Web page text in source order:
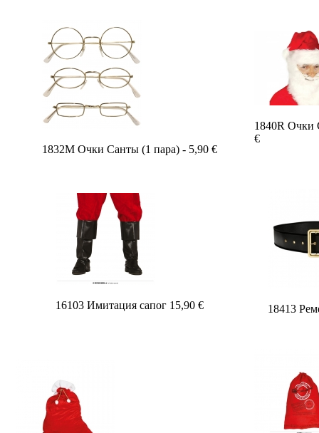
1832M Очки Санты (1 пара) - 5,90 €
1840R Очки
€
16103 Имитация сапог 15,90 € 18413